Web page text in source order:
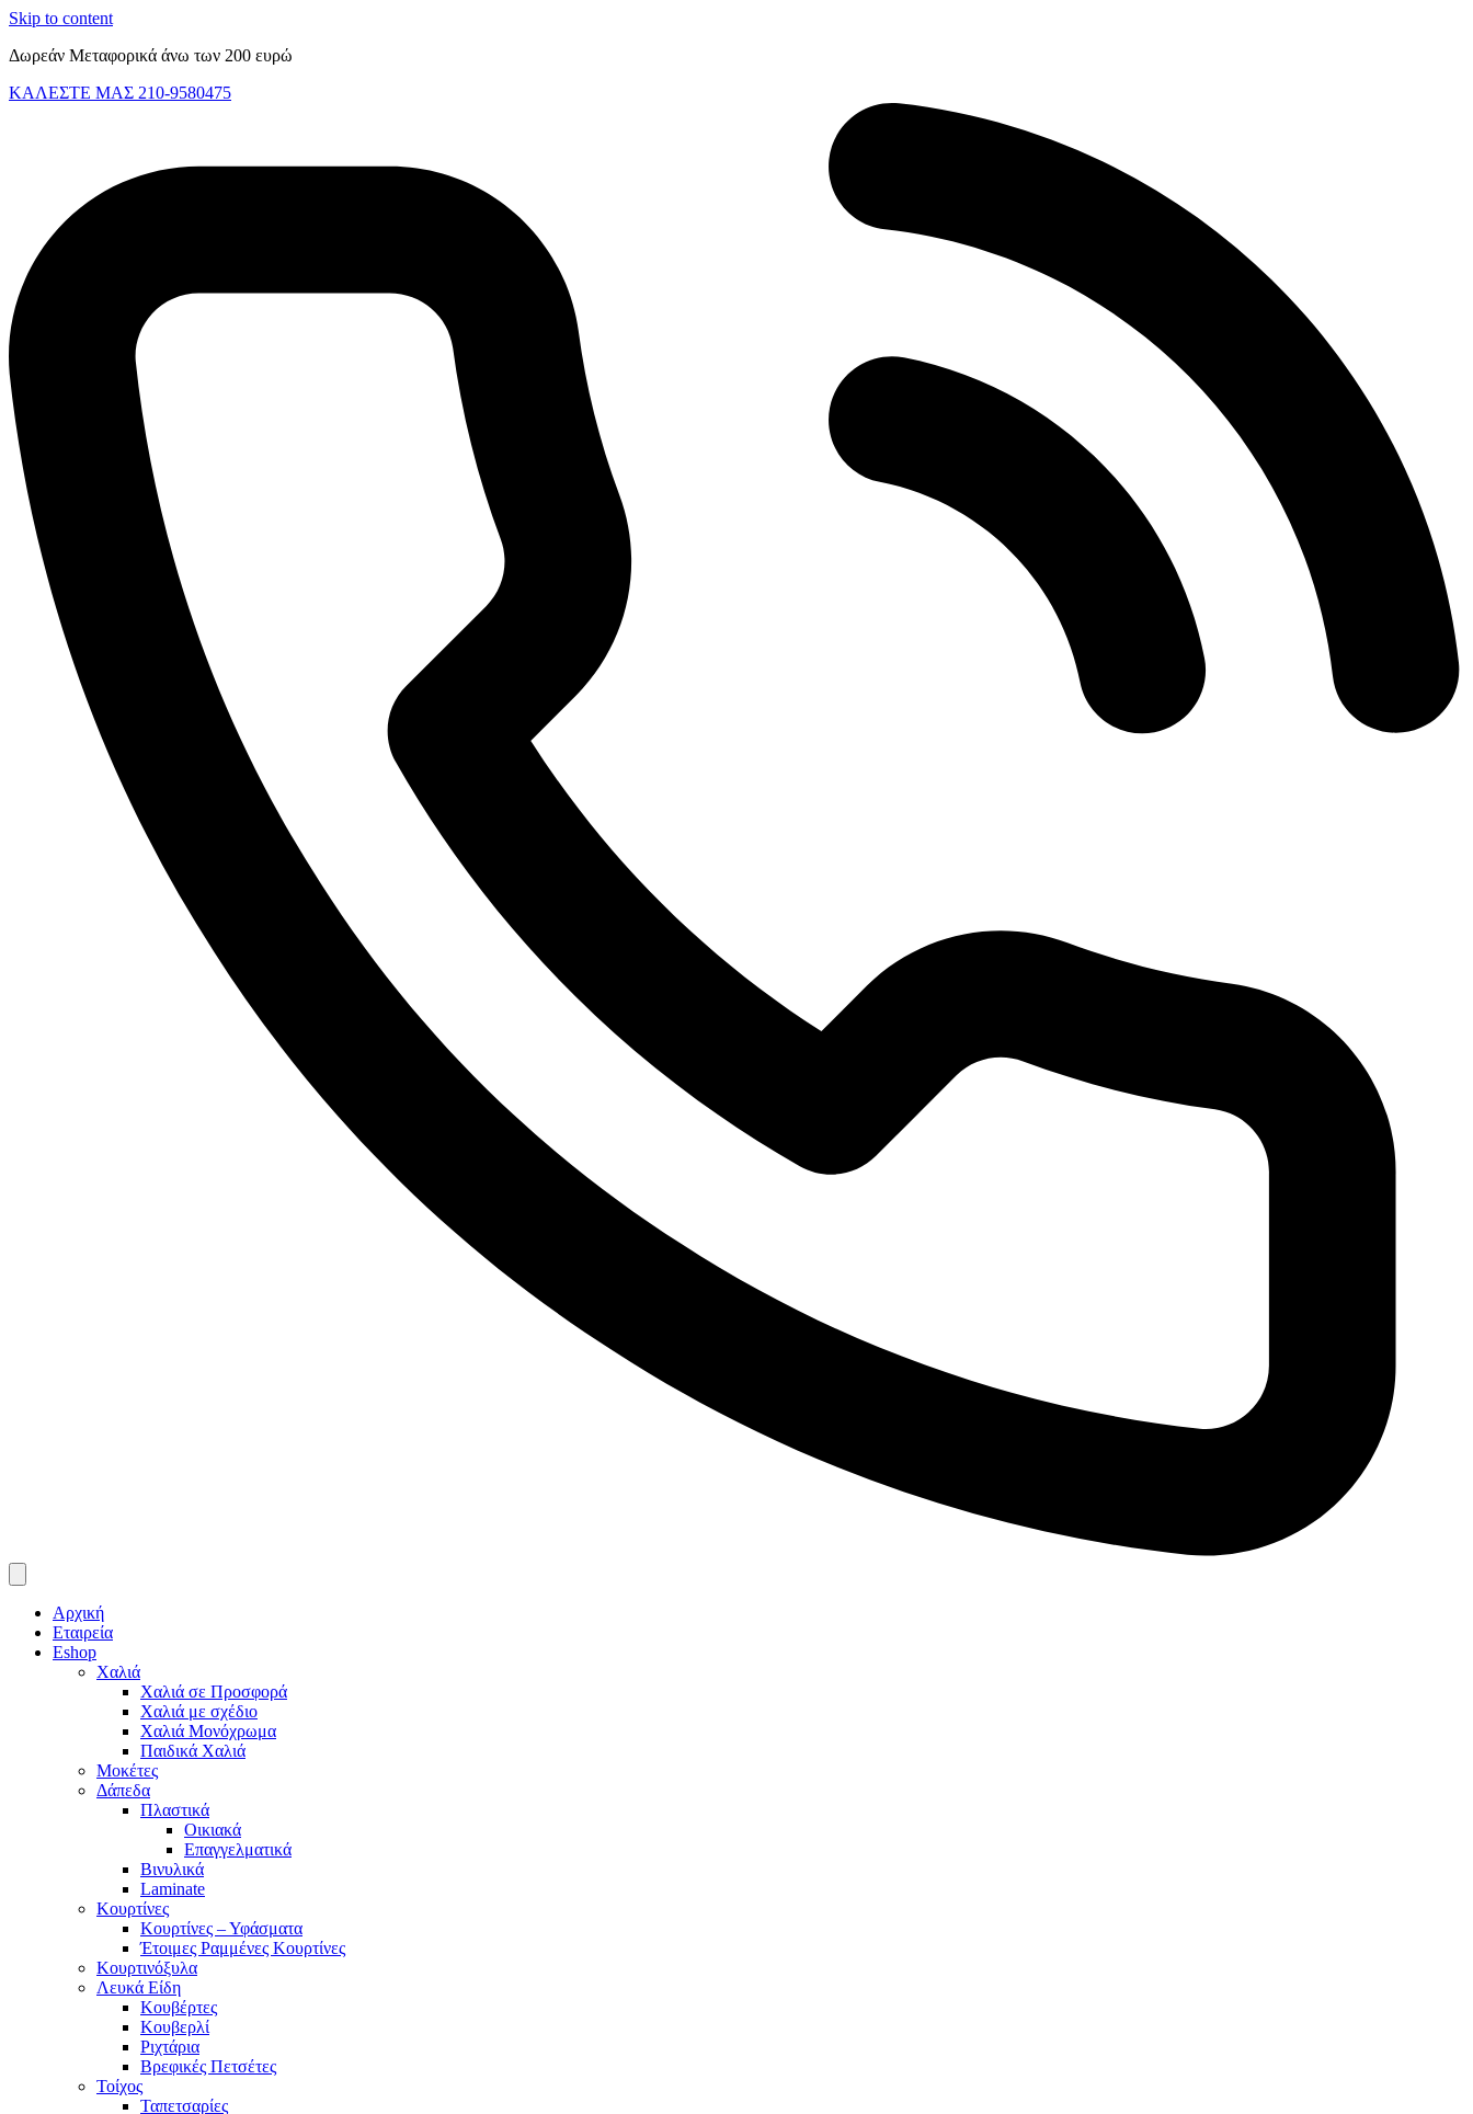
Skip to content
Δωρεάν Μεταφορικά άνω των 200 ευρώ
ΚΑΛΕΣΤΕ ΜΑΣ 210-9580475
Αρχική
Εταιρεία
Eshop
Χαλιά
Χαλιά σε Προσφορά
Χαλιά με σχέδιο
Χαλιά Μονόχρωμα
Παιδικά Χαλιά
Μοκέτες
Δάπεδα
Πλαστικά
Οικιακά
Επαγγελματικά
Βινυλικά
Laminate
Κουρτίνες
Κουρτίνες – Υφάσματα
Έτοιμες Ραμμένες Κουρτίνες
Κουρτινόξυλα
Λευκά Είδη
Κουβέρτες
Κουβερλί
Ριχτάρια
Βρεφικές Πετσέτες
Τοίχος
Ταπετσαρίες